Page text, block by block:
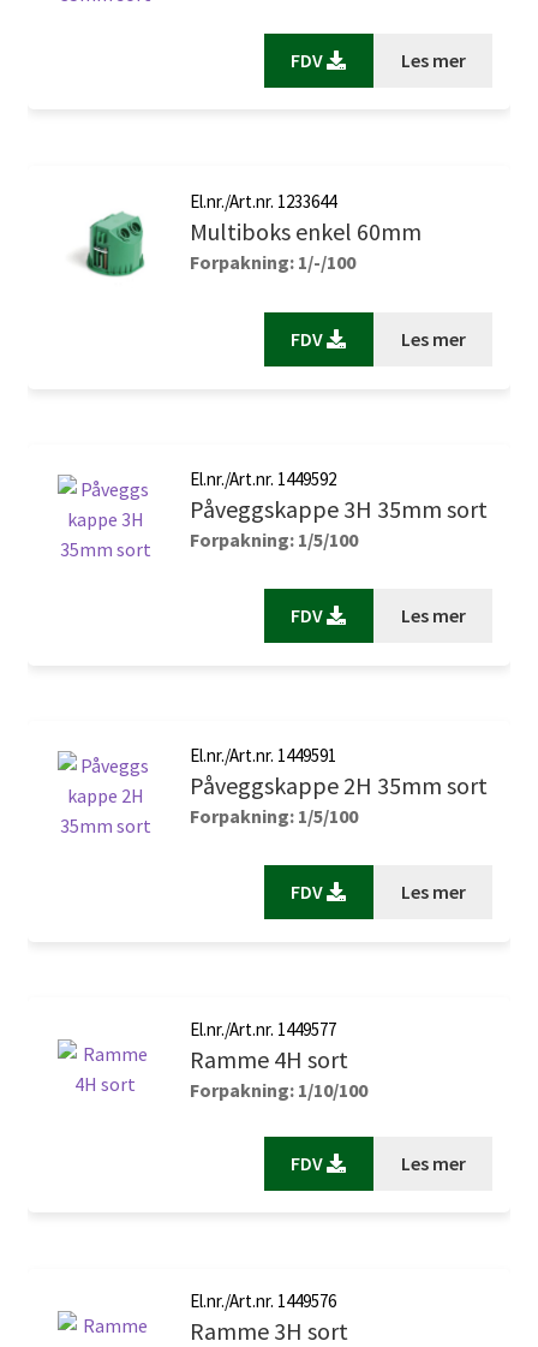
FDV Les mer
El.nr./Art.nr. 1233644
Multiboks enkel 60mm
Forpakning: 1/-/100
FDV Les mer
El.nr./Art.nr. 1449592
Påveggskappe 3H 35mm sort
Forpakning: 1/5/100
FDV Les mer
El.nr./Art.nr. 1449591
Påveggskappe 2H 35mm sort
Forpakning: 1/5/100
FDV Les mer
El.nr./Art.nr. 1449577
Ramme 4H sort
Forpakning: 1/10/100
FDV Les mer
El.nr./Art.nr. 1449576
Ramme 3H sort